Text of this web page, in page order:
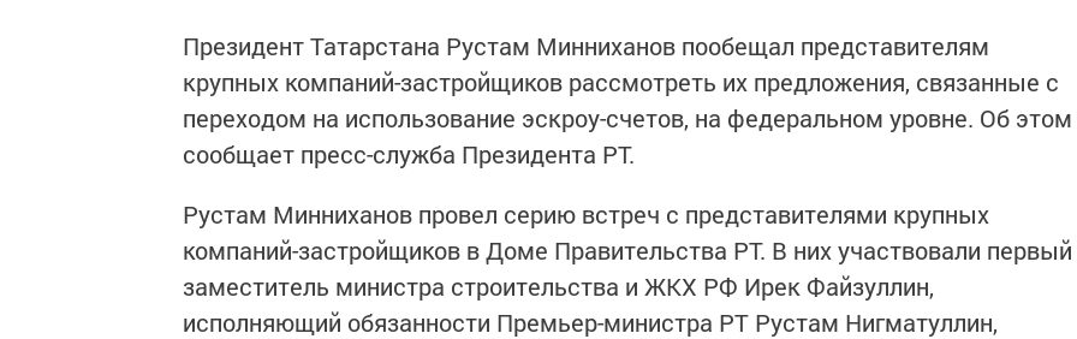
Президент Татарстана Рустам Минниханов пообещал представителям
крупных компаний-застройщиков рассмотреть их предложения, связанные с
переходом на использование эскроу-счетов, на федеральном уровне. Об этом
сообщает пресс-служба Президента РТ.
Рустам Минниханов провел серию встреч с представителями крупных
компаний-застройщиков в Доме Правительства РТ. В них участвовали первый
заместитель министра строительства и ЖКХ РФ Ирек Файзуллин,
исполняющий обязанности Премьер-министра РТ Рустам Нигматуллин,